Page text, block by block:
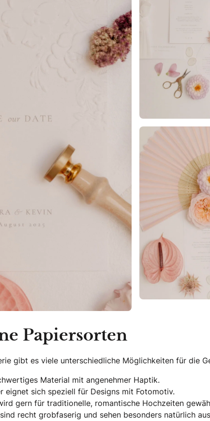
Papiersorten
gibt es viele unterschiedliche Möglichkeiten für die
Material mit angenehmer Haptik.
eignet sich speziell für Designs mit Fotomotiv.
gern für traditionelle, romantische Hochzeiten
recht grobfaserig und sehen besonders natürlich